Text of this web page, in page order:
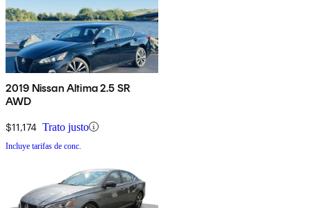
2019 Nissan Altima 2.5 SR
AWD
$11,174 Trato justo
Incluye tarifas de conc.